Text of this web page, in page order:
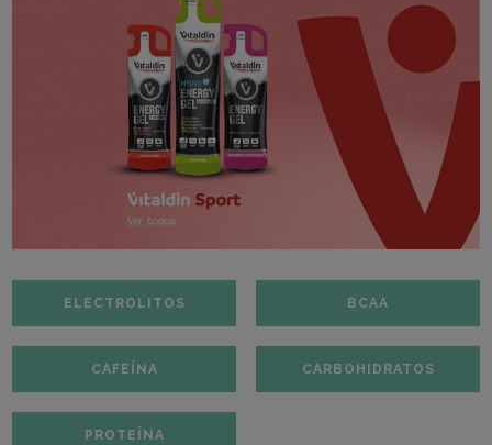
ELECTROLITOS BCAA
CAFEÍNA CARBOHIDRATOS
PROTEÍNA